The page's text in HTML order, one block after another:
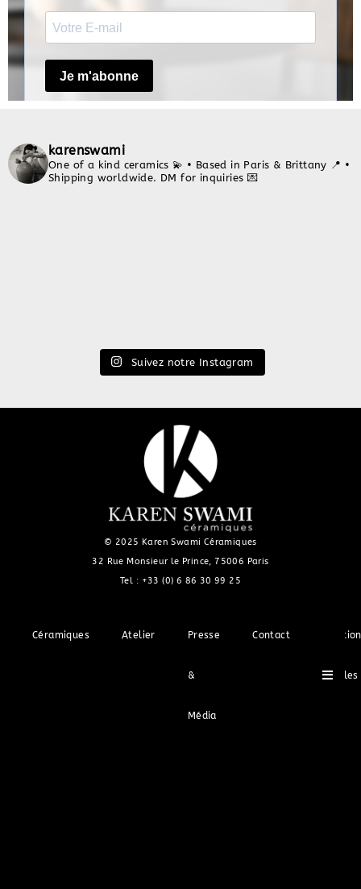
karenswami
One of a kind ceramics 💫 • Based in Paris & Brittany 📍 •
Shipping worldwide. DM for inquiries 💌
Suivez notre Instagram
© 2025 Karen Swami Céramiques
32 Rue Monsieur le Prince, 75006 Paris
Tel : +33 (0) 6 86 30 99 25
Céramiques Atelier Presse
&
Média
Contact
légales